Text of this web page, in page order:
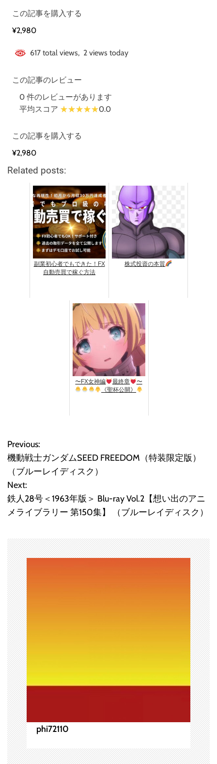
この記事を購入する
¥2,980
617 total views, 2 views today
この記事のレビュー
0 件のレビューがあります
平均スコア
0.0
この記事を購入する
¥2,980
Related posts:
副業初心者でもできた！FX
自動売買で稼ぐ方法
株式投資の本質
〜FX女神編 最終章
〜
《聖杯公開》
投
稿
ナ
ビ
ー
シ
ョ
ン
Previous:
機動戦士ガンダムSEED FREEDOM（特装限定版）
（ブルーレイディスク）
Next:
鉄人28号＜1963年版＞ Blu-ray Vol.2【想い出のアニ
メライブラリー 第150集】 （ブルーレイディスク）
phi72110